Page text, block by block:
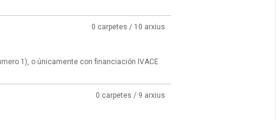
0 carpetes / 10 arxius
1), o únicamente con financiación IVACE
0 carpetes / 9 arxius